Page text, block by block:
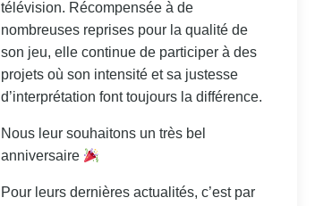
télévision. Récompensée à de
nombreuses reprises pour la qualité de
son jeu, elle continue de participer à des
projets où son intensité et sa justesse
d’interprétation font toujours la différence.
Nous leur souhaitons un très bel
anniversaire
Pour leurs dernières actualités, c’est par